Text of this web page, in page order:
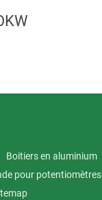
Boitiers en aluminium
pour potentiomètres